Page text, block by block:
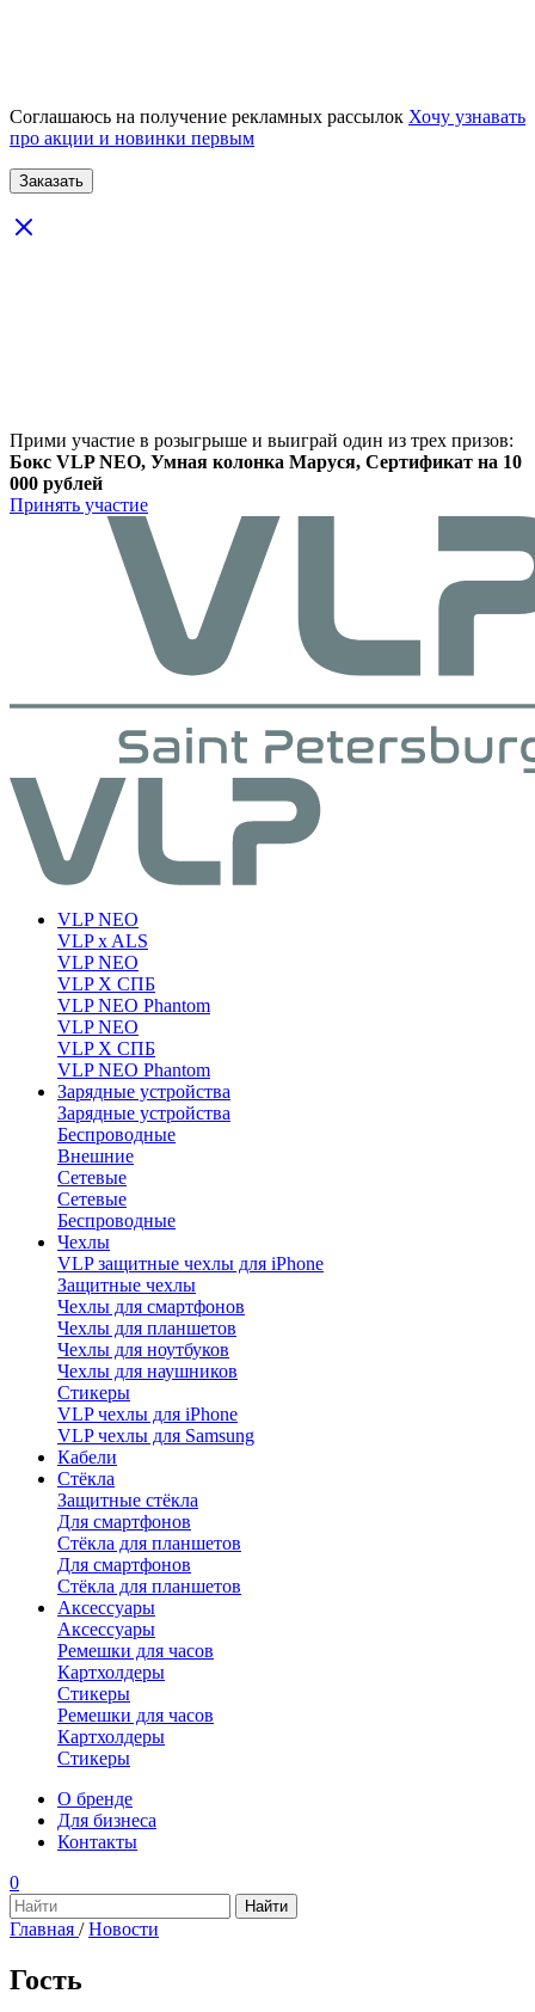
Соглашаюсь на получение рекламных рассылок Хочу узнавать
про акции и новинки первым
Прими участие в розыгрыше и выиграй один из трех призов:
Бокс VLP NEO, Умная колонка Маруся, Сертификат на 10
000 рублей
Принять участие
VLP NEO
VLP x ALS
VLP NEO
VLP X СПБ
VLP NEO Phantom
VLP NEO
VLP X СПБ
VLP NEO Phantom
Зарядные устройства
Зарядные устройства
Беспроводные
Внешние
Сетевые
Сетевые
Беспроводные
Чехлы
VLP защитные чехлы для iPhone
Защитные чехлы
Чехлы для смартфонов
Чехлы для планшетов
Чехлы для ноутбуков
Чехлы для наушников
Стикеры
VLP чехлы для iPhone
VLP чехлы для Samsung
Кабели
Стёкла
Защитные стёкла
Для смартфонов
Стёкла для планшетов
Для смартфонов
Стёкла для планшетов
Аксессуары
Аксессуары
Ремешки для часов
Картхолдеры
Стикеры
Ремешки для часов
Картхолдеры
Стикеры
О бренде
Для бизнеса
Контакты
0
Главная / Новости
Гость